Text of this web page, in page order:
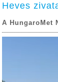
Heves
A HungaroMet